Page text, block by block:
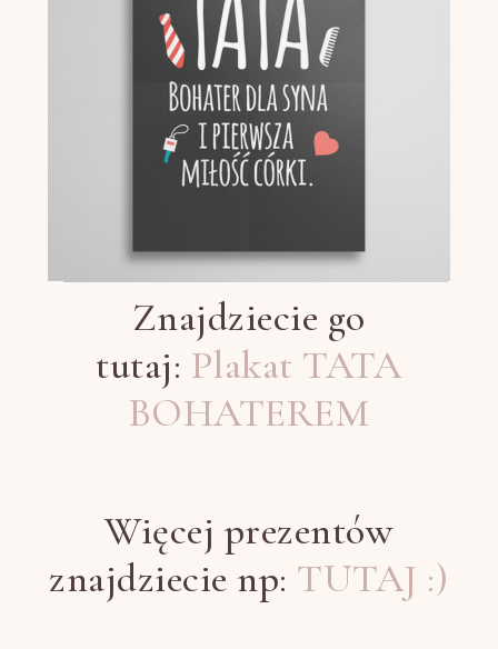
Znajdziecie go
tutaj: Plakat TATA
BOHATEREM
Więcej prezentów
znajdziecie np: TUTAJ :)